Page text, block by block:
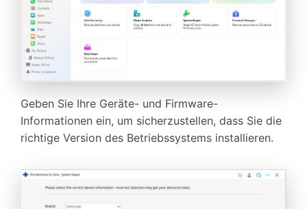
Geben Sie Ihre Geräte- und Firmware-
Informationen ein, um sicherzustellen, dass Sie die
richtige Version des Betriebssystems installieren.